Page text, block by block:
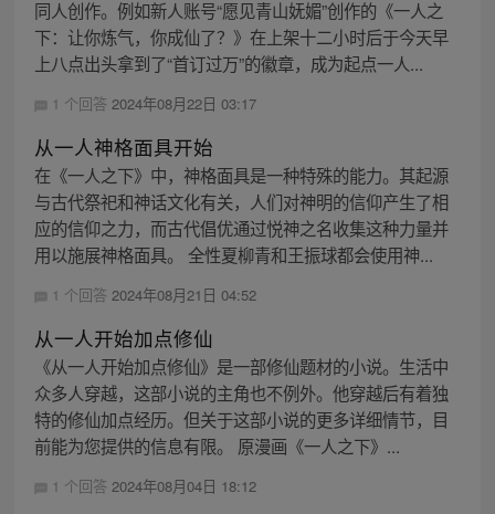
同人创作。例如新人账号“愿见青山妩媚”创作的《一人之
下：让你炼气，你成仙了？》在上架十二小时后于今天早
上八点出头拿到了“首订过万”的徽章，成为起点一人...
1 个回答 2024年08月22日 03:17
从一人神格面具开始
在《一人之下》中，神格面具是一种特殊的能力。其起源
与古代祭祀和神话文化有关，人们对神明的信仰产生了相
应的信仰之力，而古代倡优通过悦神之名收集这种力量并
用以施展神格面具。 全性夏柳青和王振球都会使用神...
1 个回答 2024年08月21日 04:52
从一人开始加点修仙
《从一人开始加点修仙》是一部修仙题材的小说。生活中
众多人穿越，这部小说的主角也不例外。他穿越后有着独
特的修仙加点经历。但关于这部小说的更多详细情节，目
前能为您提供的信息有限。 原漫画《一人之下》...
1 个回答 2024年08月04日 18:12